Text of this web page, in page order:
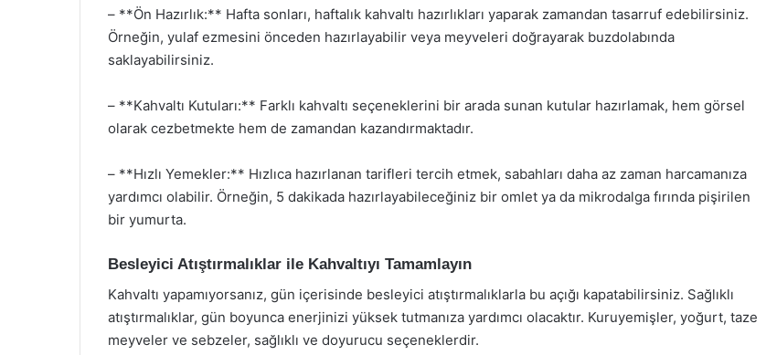
– **Ön Hazırlık:** Hafta sonları, haftalık kahvaltı hazırlıkları yaparak zamandan tasarruf edebilirsiniz.
Örneğin, yulaf ezmesini önceden hazırlayabilir veya meyveleri doğrayarak buzdolabında
saklayabilirsiniz.
– **Kahvaltı Kutuları:** Farklı kahvaltı seçeneklerini bir arada sunan kutular hazırlamak, hem görsel
olarak cezbetmekte hem de zamandan kazandırmaktadır.
– **Hızlı Yemekler:** Hızlıca hazırlanan tarifleri tercih etmek, sabahları daha az zaman harcamanıza
yardımcı olabilir. Örneğin, 5 dakikada hazırlayabileceğiniz bir omlet ya da mikrodalga fırında pişirilen
bir yumurta.
Besleyici Atıştırmalıklar ile Kahvaltıyı Tamamlayın
Kahvaltı yapamıyorsanız, gün içerisinde besleyici atıştırmalıklarla bu açığı kapatabilirsiniz. Sağlıklı
atıştırmalıklar, gün boyunca enerjinizi yüksek tutmanıza yardımcı olacaktır. Kuruyemişler, yoğurt, taze
meyveler ve sebzeler, sağlıklı ve doyurucu seçeneklerdir.